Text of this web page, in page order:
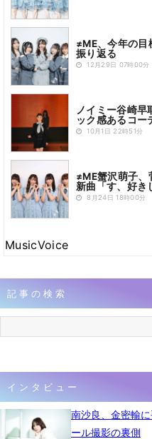
≠ME、今年の
振り返る
12月29日 07時00分
ノイミー谷崎
ック感あるコー
10月1日 22時51分
≠ME蟹沢萌子、
新曲「す、好き
8月24日 18時00分
MusicVoice
記事の検索
インタビュー
南沙良、金密輸
ール撮影の裏側